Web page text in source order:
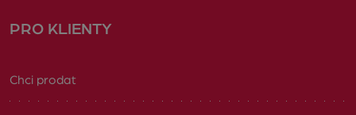
PRO KLIENTY
Chci prodat